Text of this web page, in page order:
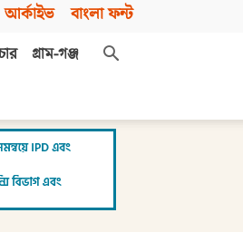
আর্কাইভ বাংলা ফন্ট
গ্রাম-গঞ্জ